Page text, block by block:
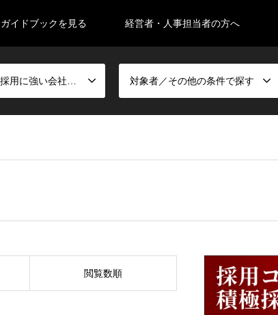
ガイドブックを見る 経営者・人事担当者の方へ
対象者／その他の条件で探す
閲覧数順